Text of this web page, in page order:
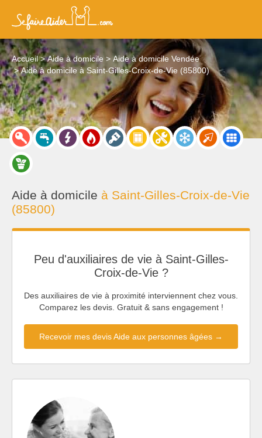
Accueil Aide à domicile
Aide à domicile Vendée
Aide à domicile à Saint-Gilles-Croix-de-Vie (85800)
Aide à domicile à Saint-Gilles-Croix-de-Vie
(85800)
Peu d'auxiliaires de vie à Saint-Gilles-
Croix-de-Vie ?
Des auxiliaires de vie à proximité interviennent chez vous.
Comparez les devis. Gratuit & sans engagement !
Recevoir mes devis Aide aux personnes âgées →